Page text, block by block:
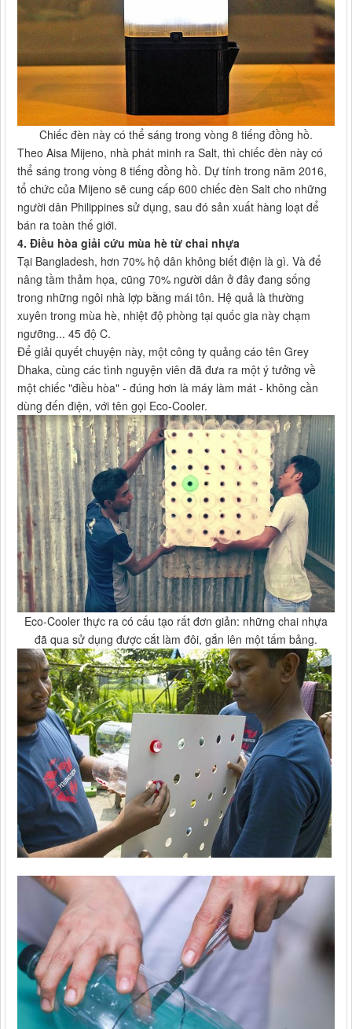
Chiếc đèn này có thể sáng trong vòng 8 tiếng đồng hồ.
Theo Aisa Mijeno, nhà phát minh ra Salt, thì chiếc đèn này có
thể sáng trong vòng 8 tiếng đồng hồ. Dự tính trong năm 2016,
tổ chức của Mijeno sẽ cung cấp 600 chiếc đèn Salt cho những
người dân Philippines sử dụng, sau đó sản xuất hàng loạt để
bán ra toàn thế giới.
4. Điều hòa giải cứu mùa hè từ chai nhựa
Tại Bangladesh, hơn 70% hộ dân không biết điện là gì. Và để
nâng tầm thảm họa, cũng 70% người dân ở đây đang sống
trong những ngôi nhà lợp bằng mái tôn. Hệ quả là thường
xuyên trong mùa hè, nhiệt độ phòng tại quốc gia này chạm
ngưỡng... 45 độ C.
Để giải quyết chuyện này, một công ty quảng cáo tên Grey
Dhaka, cùng các tình nguyện viên đã đưa ra một ý tưởng về
một chiếc "điều hòa" - đúng hơn là máy làm mát - không cần
dùng đến điện, với tên gọi Eco-Cooler.
Eco-Cooler thực ra có cấu tạo rất đơn giản: những chai nhựa
đã qua sử dụng được cắt làm đôi, gắn lên một tấm bảng.